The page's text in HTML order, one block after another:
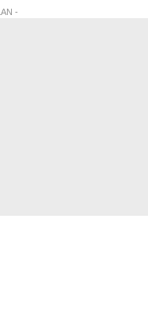
-